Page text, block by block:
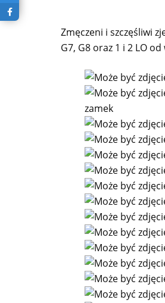
Zmęczeni i szczęśliwi
G7, G8 oraz 1 i 2 LO